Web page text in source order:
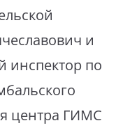
и
инспектор по
центра ГИМС